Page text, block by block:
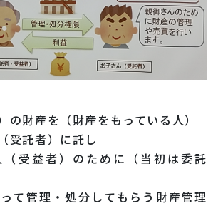
の財産を（財産をもっている人）
受託者）に託し
受益者）のために（当初は委託
て管理・処分してもらう財産管理